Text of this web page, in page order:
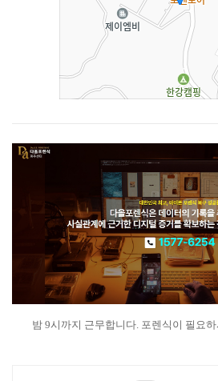
밤 9시까지 근무합니다. 포렌식이 필요